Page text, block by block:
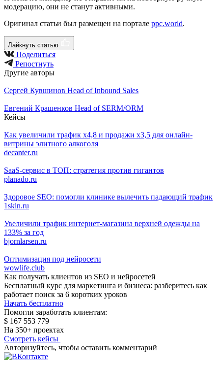
модерацию, они не станут активными.
Оригинал статьи был размещен на портале ppc.world.
Лайкнуть статью
Поделиться
Репостнуть
Другие авторы
Сергей Кувшинов Head of Inbound Sales
Евгений Крашенков Head of SERM/ORM
Кейсы
Как увеличили трафик х4,8 и продажи х3,5 для онлайн-
витрины элитного алкоголя
decanter.ru
SaaS-сервис в ТОП: стратегия против гигантов
planado.ru
Здоровое SEO: помогли клинике вылечить падающий трафик
1skin.ru
Увеличили трафик интернет-магазина верхней одежды на
133% за год
bjornlarsen.ru
Оптимизация под нейросети
wowlife.club
Как получать клиентов из SEO и нейросетей
Бесплатный курс для маркетинга и бизнеса: разберитесь как
работает поиск за 6 коротких уроков
Начать бесплатно
Помогли заработать клиентам:
$ 167 553 779
На 350+ проектах
Смотреть кейсы
Авторизуйтесь, чтобы оставить комментарий